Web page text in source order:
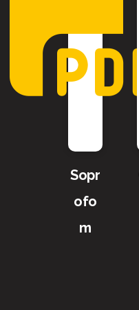
Sopr
ofo
m